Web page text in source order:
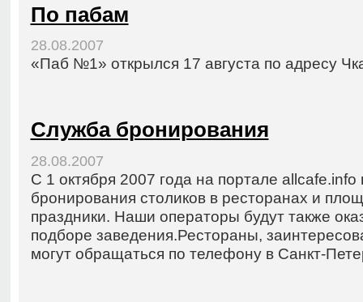
По пабам
28.08.2007
«Паб №1» открылся 17 августа по адресу
Служба бронирования
28.08.2007
С 1 октября 2007 года на портале
бронирования столиков в ресторанах и
праздники. Наши операторы будут также
подборе заведения.Рестораны,
могут обращаться по телефону в Санкт-